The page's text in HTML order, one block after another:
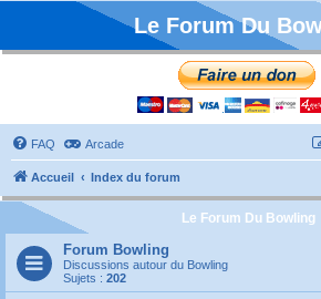
Le Forum Du
FAQ Arcade
Accueil Index du forum
Le Forum Du Bowling
Forum Bowling
Discussions autour du Bowling
Sujets : 202